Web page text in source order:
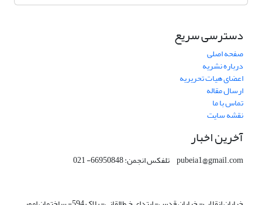
دسترسی سریع
صفحه اصلی
درباره نشریه
اعضای هیات تحریریه
ارسال مقاله
تماس با ما
نقشه سایت
آخرین اخبار
pubeia1@gmail.com تلفکس انجمن: 66950848- 021